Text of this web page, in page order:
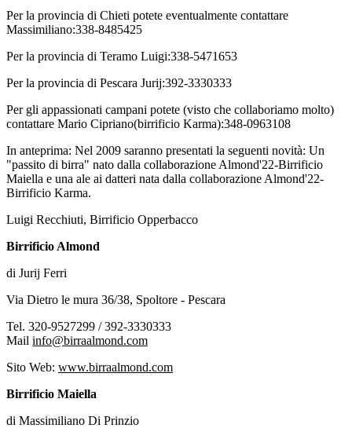
Per la provincia di Chieti potete eventualmente contattare
Massimiliano:338-8485425
Per la provincia di Teramo Luigi:338-5471653
Per la provincia di Pescara Jurij:392-3330333
Per gli appassionati campani potete (visto che collaboriamo molto)
contattare Mario Cipriano(birrificio Karma):348-0963108
In anteprima: Nel 2009 saranno presentati la seguenti novità: Un
"passito di birra" nato dalla collaborazione Almond'22-Birrificio
Maiella e una ale ai datteri nata dalla collaborazione Almond'22-
Birrificio Karma.
Luigi Recchiuti, Birrificio Opperbacco
Birrificio Almond
di Jurij Ferri
Via Dietro le mura 36/38, Spoltore - Pescara
Tel. 320-9527299 / 392-3330333
Mail info@birraalmond.com
Sito Web: www.birraalmond.com
Birrificio Maiella
di Massimiliano Di Prinzio